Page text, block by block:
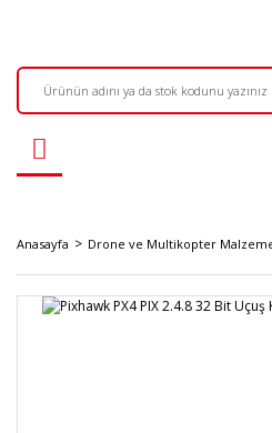
Anasayfa Drone ve Multikopter